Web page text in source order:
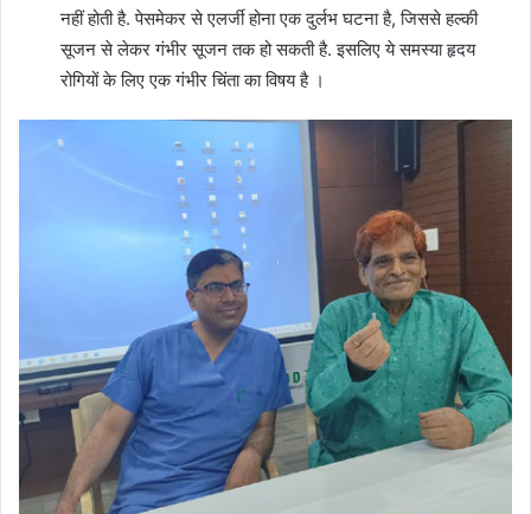
नहीं होती है. पेसमेकर से एलर्जी होना एक दुर्लभ घटना है, जिससे हल्की
सूजन से लेकर गंभीर सूजन तक हो सकती है. इसलिए ये समस्या हृदय
रोगियों के लिए एक गंभीर चिंता का विषय है ।